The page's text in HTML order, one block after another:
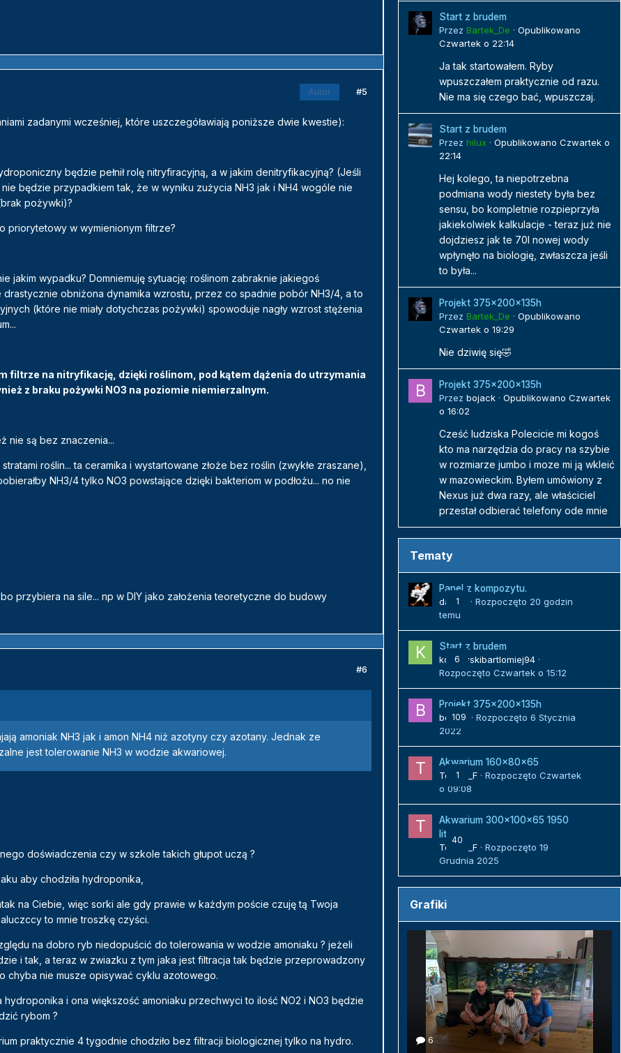
Autor #5
zadanymi wcześniej, które uszczegóławiają poniższe dwie kwestie):
będzie pełnił rolę nitryfiracyjną, a w jakim denitryfikacyjną? (Jeśli
będzie przypadkiem tak, że w wyniku zużycia NH3 jak i NH4 wogóle nie
pożywki)?
priorytetowy w wymienionym filtrze?
jakim wypadku? Domniemuję sytuację: roślinom zabraknie jakiegoś
obniżona dynamika wzrostu, przez co spadnie pobór NH3/4, a to
(które nie miały dotychczas pożywki) spowoduje nagły wzrost stężenia
filtrze na nitryfikację, dzięki roślinom, pod kątem dążenia do utrzymania
z braku pożywki NO3 na poziomie niemierzalnym.
nie są bez znaczenia...
roślin... ta ceramika i wystartowane złoże bez roślin (zwykłe zraszane),
NH3/4 tylko NO3 powstające dzięki bakteriom w podłożu... no nie
przybiera na sile... np w DIY jako założenia teoretyczne do budowy
#6
amoniak NH3 jak i amon NH4 niż azotyny czy azotany. Jednak ze
jest tolerowanie NH3 w wodzie akwariowej.
doświadczenia czy w szkole takich głupot uczą ?
aby chodziła hydroponika,
na Ciebie, więc sorki ale gdy prawie w każdym poście czuję tą Twoja
to mnie troszkę czyści.
na dobro ryb niedopuścić do tolerowania w wodzie amoniaku ? jeżeli
i tak, a teraz w zwiazku z tym jaka jest filtracja tak będzie przeprowadzony
chyba nie musze opisywać cyklu azotowego.
i ona większość amoniaku przechwyci to ilość NO2 i NO3 będzie
rybom ?
praktycznie 4 tygodnie chodziło bez filtracji biologicznej tylko na hydro.
Start z brudem
Przez Bartek_De · Opublikowano
Czwartek o 22:14
Ja tak startowałem. Ryby
wpuszczałem praktycznie od razu.
Nie ma się czego bać, wpuszczaj.
Start z brudem
Przez hilux · Opublikowano Czwartek o
22:14
Hej kolego, ta niepotrzebna
podmiana wody niestety była bez
sensu, bo kompletnie rozpieprzyła
jakiekolwiek kalkulacje - teraz już nie
dojdziesz jak te 70l nowej wody
wpłynęło na biologię, zwłaszcza jeśli
to była...
Projekt 375x200x135h
Przez Bartek_De · Opublikowano
Czwartek o 19:29
Nie dziwię się🤣
Projekt 375x200x135h
Przez bojack · Opublikowano Czwartek
o 16:02
Cześć ludziska Polecicie mi kogoś
kto ma narzędzia do pracy na szybie
w rozmiarze jumbo i moze mi ją wkleić
w mazowieckim. Byłem umówiony z
Nexus już dwa razy, ale właściciel
przestał odbierać telefony ode mnie
Tematy
1
Panel z kompozytu.
danielj
· Rozpoczęto 20 godzin
temu
6
Start z brudem
kozlowskibartlomiej94 ·
Rozpoczęto Czwartek o 15:12
109
Projekt 375x200x135h
bojack · Rozpoczęto 6 Stycznia
2022
1
Akwarium 160x80x65
Tomek_F · Rozpoczęto Czwartek
o 09:08
40
Akwarium 300x100x65 1950
litrów
Tomek_F · Rozpoczęto 19
Grudnia 2025
Grafiki
6